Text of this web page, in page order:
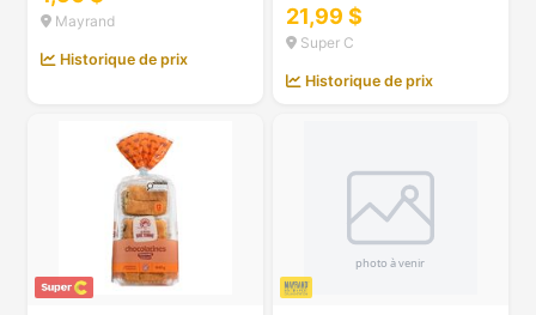
Mayrand
Historique de prix
21,99 $
Super C
Historique de prix